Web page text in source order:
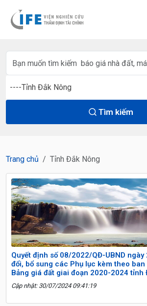
----Tỉnh Đắk Nông
Tìm kiếm
Trang chủ Tỉnh Đắk Nông
Quyết định số 08/2022/QĐ-UBND
đổi, bổ sung các Phụ lục kèm theo
Bảng giá đất giai đoạn 2020-2024 tỉnh
Cập nhật: 30/07/2024 09:41:19